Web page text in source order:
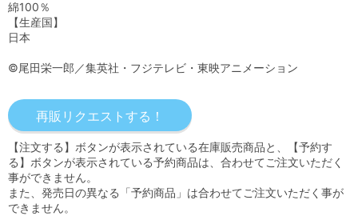
綿100％
【生産国】
日本
©尾田栄一郎／集英社・フジテレビ・東映アニメーション
【注文する】ボタンが表示されている在庫販売商品と、【予約す
る】ボタンが表示されている予約商品は、合わせてご注文いただく
事ができません。
また、発売日の異なる「予約商品」は合わせてご注文いただく事が
できません。